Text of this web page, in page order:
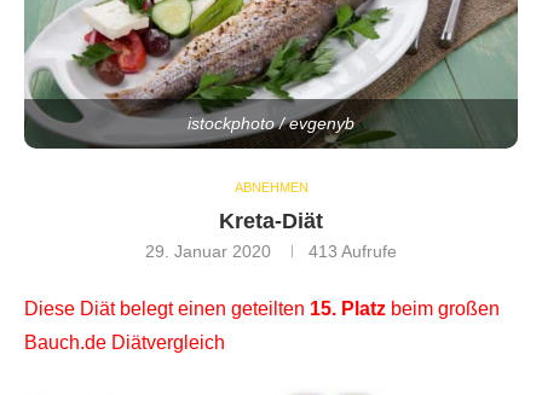
istockphoto / evgenyb
ABNEHMEN
Kreta-Diät
29. Januar 2020 413 Aufrufe
Diese Diät belegt einen geteilten 15. Platz beim großen
Bauch.de Diätvergleich